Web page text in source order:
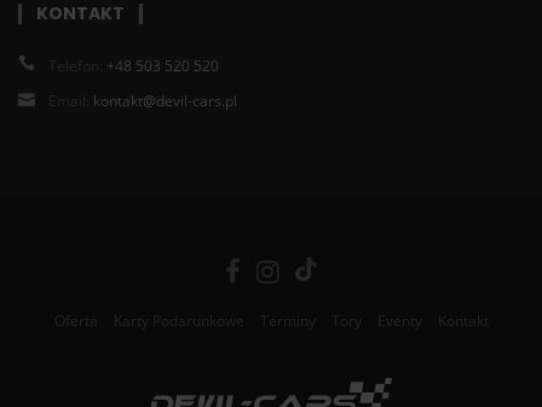
KONTAKT
Telefon: +48 503 520 520
Email: kontakt@devil-cars.pl
Oferta Karty Podarunkowe Terminy Tory Eventy Kontakt